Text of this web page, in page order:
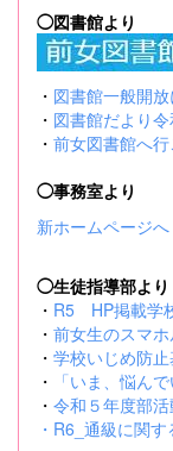
◯図書館より
・ 図書館一般開
・ 図書館だより
・ 前女図書館へ
◯事務室より
新ホームページへ
◯生徒指導部より
・ R5 HP掲載学
・ 前女生のスマ
・ 学校いじめ防
・
「いま、悩ん
・ 令和５年度部
・ R6_通級に関